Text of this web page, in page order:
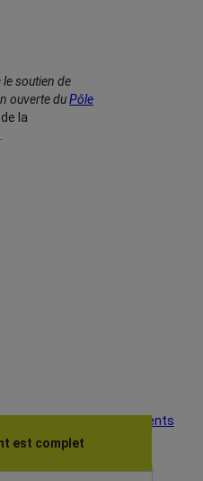
le soutien de
ouverte duPôle
la
Voir tous les événements
est complet